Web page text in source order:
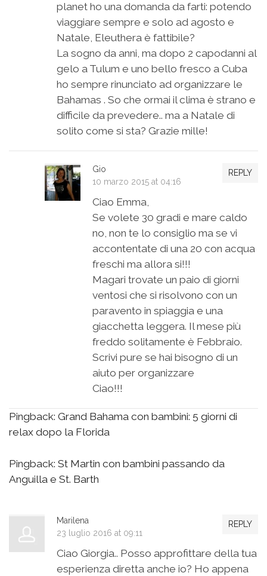
planet ho una domanda da farti: potendo
viaggiare sempre e solo ad agosto e
Natale, Eleuthera è fattibile?
La sogno da anni, ma dopo 2 capodanni al
gelo a Tulum e uno bello fresco a Cuba
ho sempre rinunciato ad organizzare le
Bahamas . So che ormai il clima è strano e
difficile da prevedere.. ma a Natale di
solito come si sta? Grazie mille!
REPLY
Gio
10 marzo 2015 at 04:16
Ciao Emma,
Se volete 30 gradi e mare caldo
no, non te lo consiglio ma se vi
accontentate di una 20 con acqua
freschi ma allora si!!!
Magari trovate un paio di giorni
ventosi che si risolvono con un
paravento in spiaggia e una
giacchetta leggera. Il mese più
freddo solitamente è Febbraio.
Scrivi pure se hai bisogno di un
aiuto per organizzare
Ciao!!!
Pingback: Grand Bahama con bambini: 5 giorni di
relax dopo la Florida
Pingback: St Martin con bambini passando da
Anguilla e St. Barth
REPLY
Marilena
23 luglio 2016 at 09:11
Ciao Giorgia.. Posso approfittare della tua
esperienza diretta anche io? Ho appena